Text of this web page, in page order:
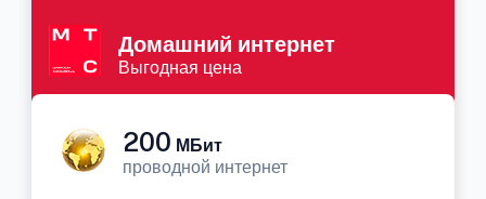
Домашний интернет
Выгодная цена
200 МБит
проводной интернет